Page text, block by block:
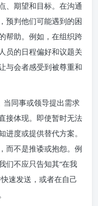
、期望和目标。在沟通
预判他们可能遇到的困
帮助。例如，在组织跨
员的日程偏好和议题关
与会者感受到被尊重和
当同事或领导提出需求
接体现。即使暂时无法
度或提供替代方案。
而不是推诿或抱怨。例
们不应只告知其“在我
速发送，或者在自己